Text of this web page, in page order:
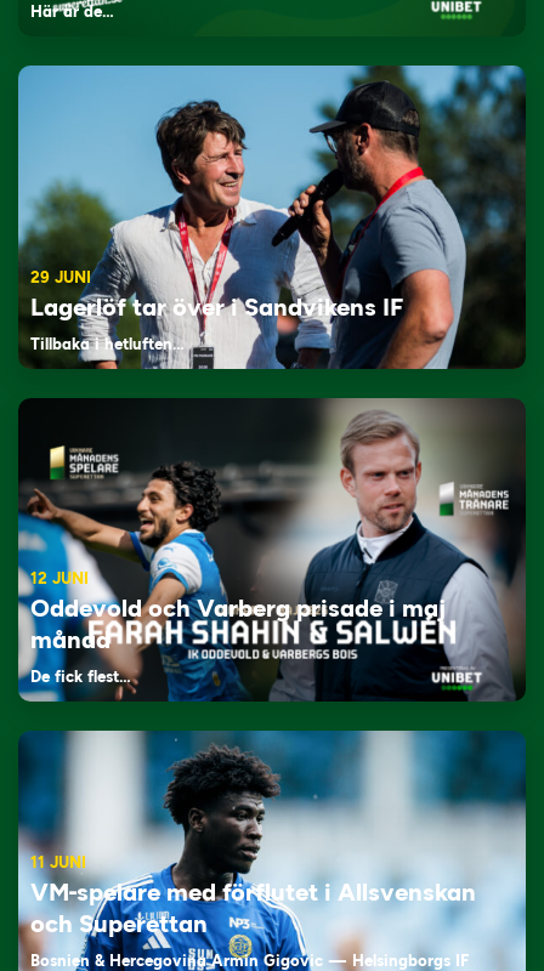
Här är de…
29 JUNI
Lagerlöf tar över i Sandvikens IF
Tillbaka i hetluften…
12 JUNI
Oddevold och Varberg prisade i maj
månad
De fick flest…
11 JUNI
VM-spelare med förflutet i Allsvenskan
och Superettan
Bosnien & Hercegovina Armin Gigovic — Helsingborgs IF